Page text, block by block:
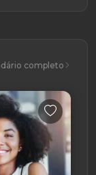
completo